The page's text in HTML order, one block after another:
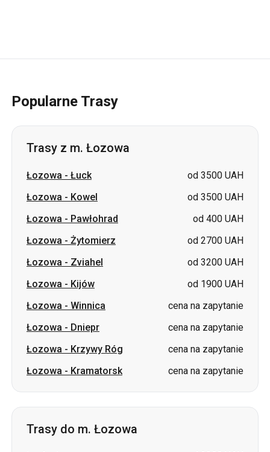
Łozowa
Łozowa- Pawłohrad
Łozowa-Żytomierz
od 2700 UAH
Łozowa-Zviahel
od 3200 UAH
Łozowa-Kijów
od 1900 UAH
Łozowa-Winnica
cena na zapytanie
Łozowa-Dniepr
cena na zapytanie
Łozowa-Krzywy Róg
cena na zapytanie
Łozowa-Kramatorsk cena na zapytanie
Trasy do m. Łozowa
Łuck-Łozowa
od 3300 UAH
Pawłohrad -Łozowa